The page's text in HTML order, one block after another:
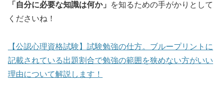
「自分に必要な知識は何か」
を知るための手がかりとして
くださいね！
【公認心理資格試験】試験勉強の仕方。ブループリントに
記載されている出題割合で勉強の範囲を狭めない方がいい
理由について解説します！